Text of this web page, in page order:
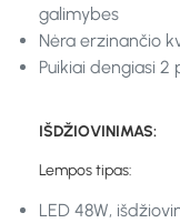
galimybes
Nėra erzinančio
Puikiai dengiasi 2
IŠDŽIOVINIMAS:
Lempos tipas:
LED 48W,